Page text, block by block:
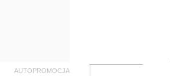
AUTOPROMOCJA